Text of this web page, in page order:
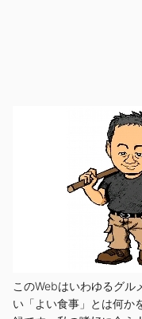
このWebはいわゆるグル
い「よい食事」とは何か